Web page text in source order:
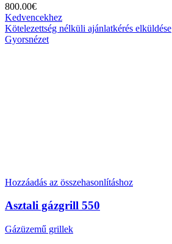
800.00€
Kedvencekhez
Kötelezettség nélküli ajánlatkérés elküldése
Gyorsnézet
Hozzáadás az összehasonlításhoz
Asztali gázgrill 550
Gázüzemű grillek